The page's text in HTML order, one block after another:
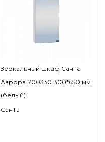
Зеркальный шкаф СанТа
Аврора 700330 300*650 мм
(белый)
СанТа